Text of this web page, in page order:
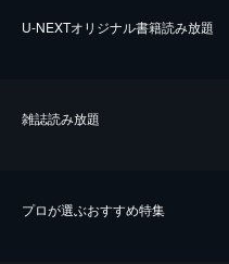
U-NEXTオリジナル書籍読み放題
雑誌読み放題
プロが選ぶおすすめ特集